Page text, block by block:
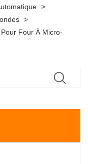
>
>
Four À Micro-